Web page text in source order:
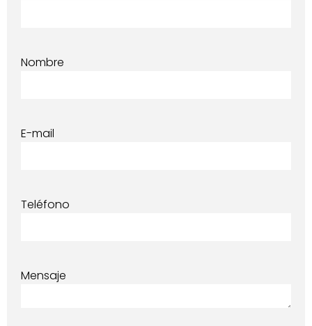
Nombre
E-mail
Teléfono
Mensaje